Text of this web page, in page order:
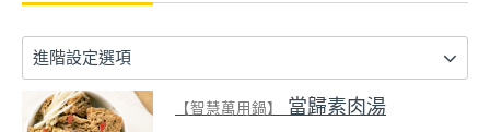
進階設定選項
【智慧萬用鍋】 當歸素肉湯